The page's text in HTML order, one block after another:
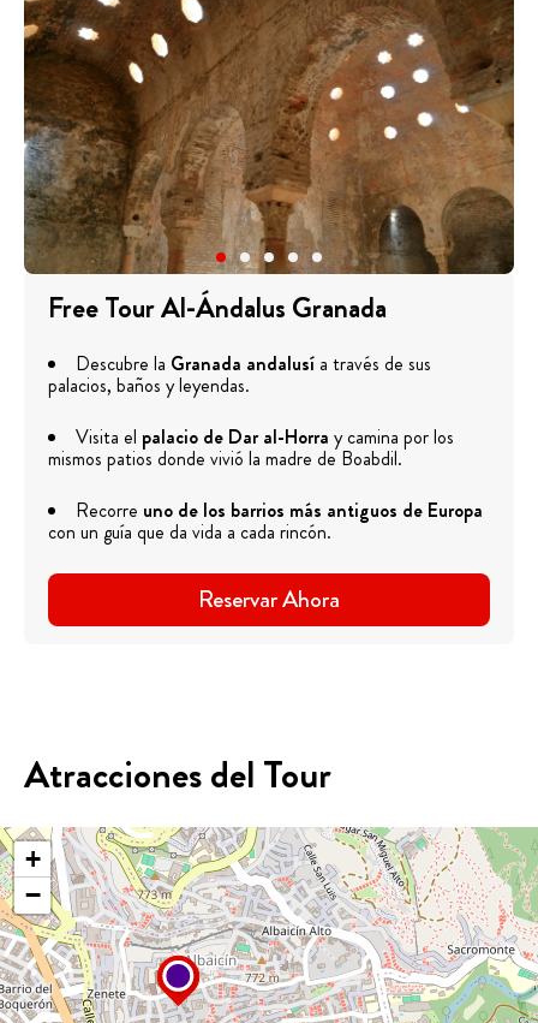
Free Tour Al-Ándalus Granada
Descubre la Granada andalusí a través de sus
palacios, baños y leyendas.
Visita el palacio de Dar al-Horra y camina por los
mismos patios donde vivió la madre de Boabdil.
Recorre uno de los barrios más antiguos de Europa
con un guía que da vida a cada rincón.
Reservar Ahora
Atracciones del Tour
+
−